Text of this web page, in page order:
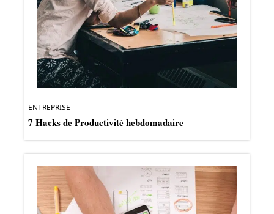
ENTREPRISE
7 Hacks de Productivité hebdomadaire